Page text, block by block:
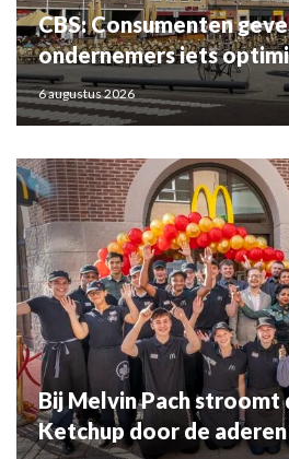
CBS: Consumenten
ondernemers iets
6 augustus 2026
Bij Melvin Pach stroomt
Ketchup door de aderen